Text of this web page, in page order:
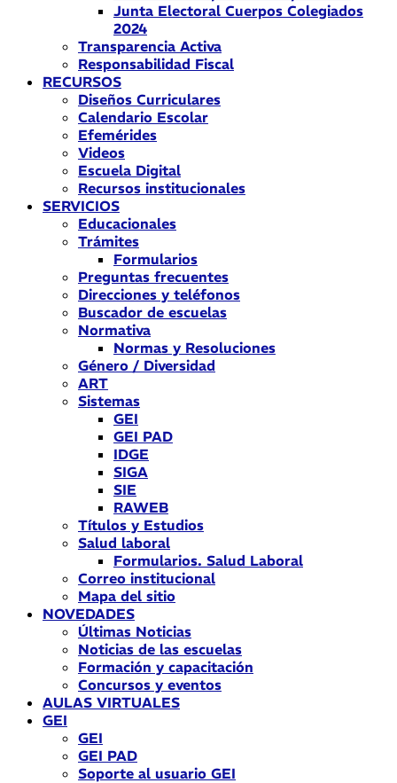
Junta Electoral Cuerpos Colegiados
2024
Transparencia Activa
Responsabilidad Fiscal
RECURSOS
Diseños Curriculares
Calendario Escolar
Efemérides
Videos
Escuela Digital
Recursos institucionales
SERVICIOS
Educacionales
Trámites
Formularios
Preguntas frecuentes
Direcciones y teléfonos
Buscador de escuelas
Normativa
Normas y Resoluciones
Género / Diversidad
ART
Sistemas
GEI
GEI PAD
IDGE
SIGA
SIE
RAWEB
Títulos y Estudios
Salud laboral
Formularios. Salud Laboral
Correo institucional
Mapa del sitio
NOVEDADES
Últimas Noticias
Noticias de las escuelas
Formación y capacitación
Concursos y eventos
AULAS VIRTUALES
GEI
GEI
GEI PAD
Soporte al usuario GEI